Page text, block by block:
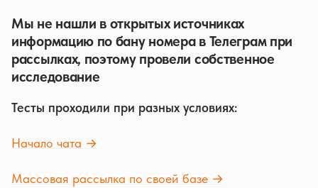
Мы не нашли в открытых источниках
информацию по бану номера в Телеграм при
рассылках, поэтому провели собственное
исследование
Тесты проходили при разных условиях:
Начало чата →
Массовая рассылка по своей базе →